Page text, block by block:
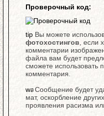
Проверочный код:
Вы можете
фотохостингов , если
комментарии
файла вам будет
сможете использовать
комментария.
Сообщение будет
мат, оскорбление
проявления расизма